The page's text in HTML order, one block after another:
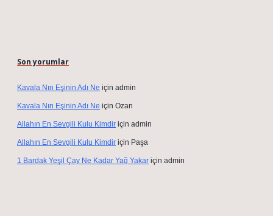
Son yorumlar
Kavala Nın Eşinin Adı Ne için admin
Kavala Nın Eşinin Adı Ne için Ozan
Allahın En Sevgili Kulu Kimdir için admin
Allahın En Sevgili Kulu Kimdir için Paşa
1 Bardak Yeşil Çay Ne Kadar Yağ Yakar için admin